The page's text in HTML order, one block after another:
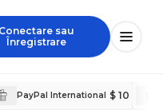
Conectare sau
Înregistrare
PayPal International $ 10